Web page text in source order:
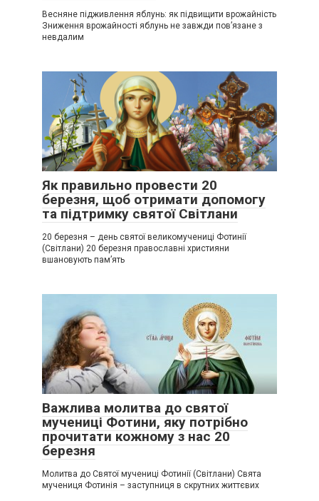
Весняне підживлення яблунь: як підвищити врожайність
Зниження врожайності яблунь не завжди пов’язане з
невдалим
Як правильно провести 20
березня, щоб отримати допомогу
та підтримку святої Світлани
20 березня – день святої великомучениці Фотинії
(Світлани) 20 березня православні християни
вшановують пам’ять
Важлива молитва до святої
мучениці Фотини, яку потрібно
прочитати кожному з нас 20
березня
Молитва до Святої мучениці Фотинії (Світлани) Свята
мучениця Фотинія – заступниця в скрутних життєвих